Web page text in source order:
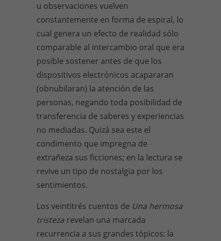
u observaciones vuelven
constantemente en forma de espiral, lo
cual genera un efecto de realidad sólo
comparable al intercambio oral que era
posible sostener antes de que los
dispositivos electrónicos acapararan
(obnubilaran) la atención de las
personas, negando toda posibilidad de
transferencia de saberes y experiencias
no mediadas. Quizá sea este el
condimento que impregna de
extrañeza sus ficciones; en la lectura se
revive un tipo de nostalgia por los
sentimientos.
Los veintitrés cuentos de Una hermosa
tristeza revelan una marcada
recurrencia a sus grandes tópicos: la